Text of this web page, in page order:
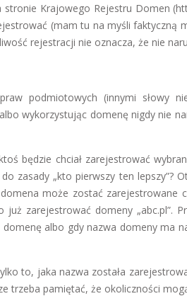
Krajowego Rejestru Domen
(mam tu na myśli faktyczną
rejestracji nie oznacza, że nie
podmiotowych (innymi słowy
wykorzystując domenę nigdy nie
będzie chciał zarejestrować
zasady „kto pierwszy ten lepszy”?
może zostać zarejestrowane
zarejestrować domeny „abc.pl”.
albo gdy nazwa domeny ma
to, jaka nazwa została
trzeba pamiętać, że okoliczności